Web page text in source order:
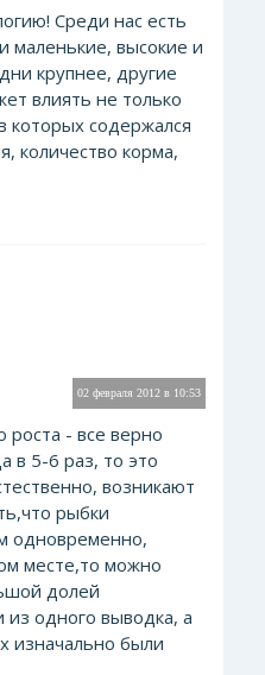
Среди нас есть
высокие и
крупнее, другие
влиять не только
которых содержался
количество корма,
02 февраля 2012 в 10:53
роста - все верно
в 5-6 раз, то это
возникают
рыбки
одновременно,
месте,то можно
долей
из одного выводка, а
изначально были